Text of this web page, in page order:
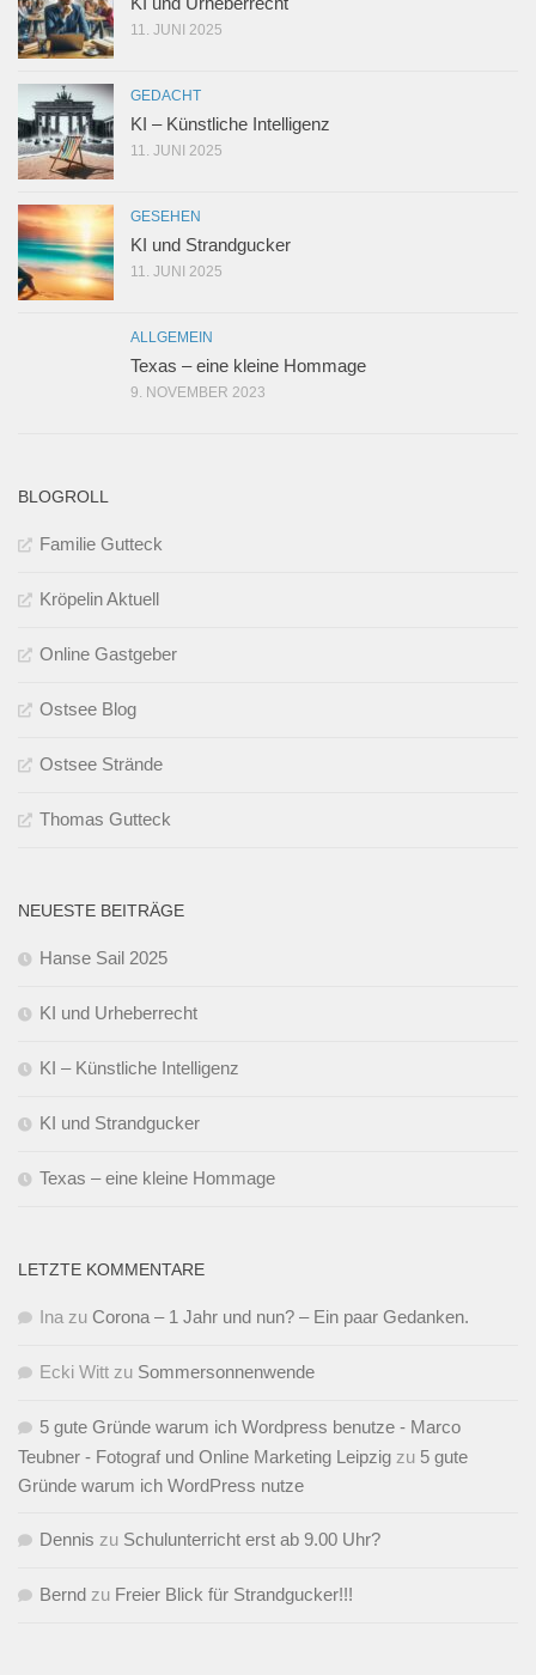
11. JUNI 2025
GEDACHT
KI – Künstliche Intelligenz
11. JUNI 2025
GESEHEN
KI und Strandgucker
11. JUNI 2025
ALLGEMEIN
Texas – eine kleine Hommage
9. NOVEMBER 2023
BLOGROLL
Familie Gutteck
Kröpelin Aktuell
Online Gastgeber
Ostsee Blog
Ostsee Strände
Thomas Gutteck
NEUESTE BEITRÄGE
Hanse Sail 2025
KI und Urheberrecht
KI – Künstliche Intelligenz
KI und Strandgucker
Texas – eine kleine Hommage
LETZTE KOMMENTARE
Ina zu Corona – 1 Jahr und nun? – Ein paar Gedanken.
Ecki Witt zu Sommersonnenwende
5 gute Gründe warum ich Wordpress benutze - Marco
Teubner - Fotograf und Online Marketing Leipzig zu 5 gute
Gründe warum ich WordPress nutze
Dennis zu Schulunterricht erst ab 9.00 Uhr?
Bernd zu Freier Blick für Strandgucker!!!